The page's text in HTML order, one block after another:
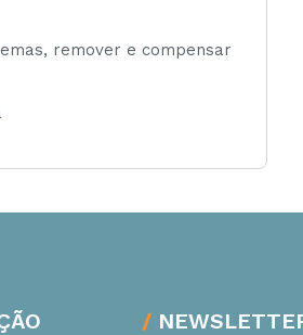
remover e compensar